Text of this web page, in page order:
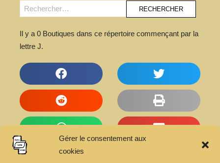
Gérer le consentement aux
cookies
Il y a 0 Boutiques dans ce répertoire commençant par la
lettre J.